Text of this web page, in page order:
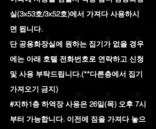
실(3x53호/3x52호)에서 가져다 사용하시
면 됩니다.
단 공용화장실에 원하는 집기가 없을 경우
에는 아래 호텔 전화번호로 연락하고 신청
및 사용 부탁드립니다.(**다른층에서 집기
가져오기 금지)
#지하1층 하역장 사용은 26일(목) 오후 7시
부터 가능합니다. 이전에 짐을 가져다 놓으